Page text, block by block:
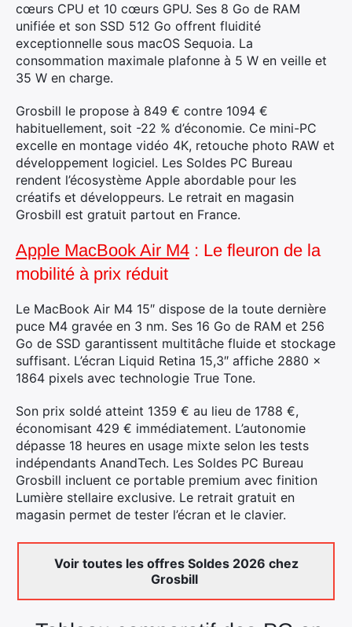
cœurs CPU et 10 cœurs GPU. Ses 8 Go de RAM
unifiée et son SSD 512 Go offrent fluidité
exceptionnelle sous macOS Sequoia. La
consommation maximale plafonne à 5 W en veille et
35 W en charge.
Grosbill le propose à 849 € contre 1094 €
habituellement, soit -22 % d’économie. Ce mini-PC
excelle en montage vidéo 4K, retouche photo RAW et
développement logiciel. Les Soldes PC Bureau
rendent l’écosystème Apple abordable pour les
créatifs et développeurs. Le retrait en magasin
Grosbill est gratuit partout en France.
Apple MacBook Air M4 : Le fleuron de la
mobilité à prix réduit
Le MacBook Air M4 15″ dispose de la toute dernière
puce M4 gravée en 3 nm. Ses 16 Go de RAM et 256
Go de SSD garantissent multitâche fluide et stockage
suffisant. L’écran Liquid Retina 15,3″ affiche 2880 ×
1864 pixels avec technologie True Tone.
Son prix soldé atteint 1359 € au lieu de 1788 €,
économisant 429 € immédiatement. L’autonomie
dépasse 18 heures en usage mixte selon les tests
indépendants AnandTech. Les Soldes PC Bureau
Grosbill incluent ce portable premium avec finition
Lumière stellaire exclusive. Le retrait gratuit en
magasin permet de tester l’écran et le clavier.
Voir toutes les offres Soldes 2026 chez
Grosbill